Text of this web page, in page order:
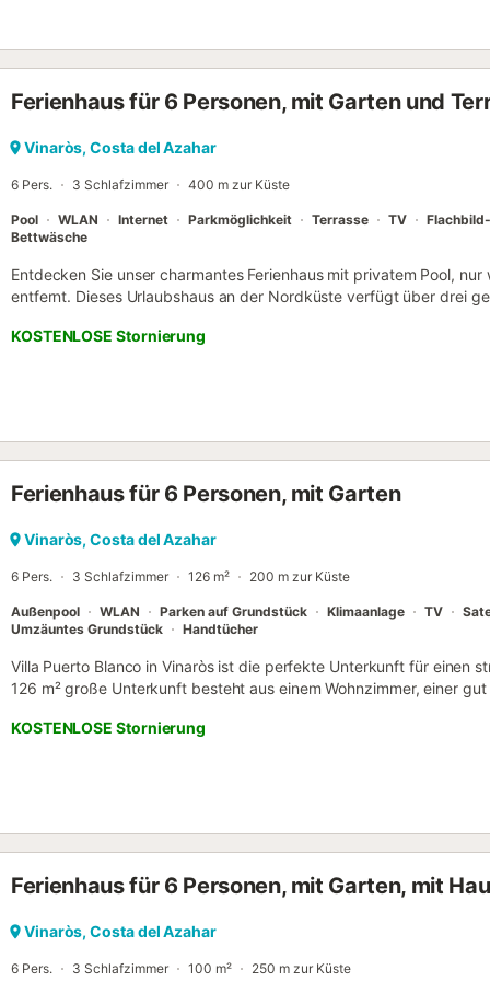
hin, komplett ausgestattet, mit Geschirrspüler nur in der 3. Etage -
Ferienhaus für 6 Personen, mit Garten und
Vinaròs, Costa del Azahar
6 Pers. 3 Schlafzimmer 400 m zur Küste
Pool WLAN Internet Parkmöglichkeit Terrasse TV
Bettwäsche
Entdecken Sie unser charmantes Ferienhaus mit privatem Pool,
entfernt. Dieses Urlaubshaus an der Nordküste verfügt über drei
Terrasse und einen Garten mit einem fabelhaften eingebauten Grill.
Garage für Ihren Komfort. In einer ruhigen Wohngegend von
und weniger als 1 Kilometer vom Stadtzentrum entfernt, bietet
Ruhe und Zugänglichkeit. Tauchen Sie ein in den Charme der
einer Vielzahl von Bars, Restaurants, Supermärkten und
Fußgängertor für Ihren exklusiven Zugang. Die Außenseite wird
überdachte Terrasse mit Tisch und Stühlen für sechs Personen
Erfahrung wird...
KOSTENLOSE Stornierung
Ferienhaus für 6 Personen, mit Garten
Vinaròs, Costa del Azahar
6 Pers. 3 Schlafzimmer 126 m² 200 m zur Küste
Außenpool WLAN Parken auf Grundstück Klimaanlage TV
Umzäuntes Grundstück
Handtücher
Villa Puerto Blanco in Vinaròs ist die perfekte Unterkunft für einen
126 m² große Unterkunft besteht aus einem Wohnzimmer, einer
gehören außerdem Highspeed-WLAN, eine Klimaanlage, eine
und ein Hochstuhl sind ebenfalls vorhanden. Zu Ihrem privaten
Parkplätze vorhanden. Familien mit Kindern sind willkommen. Das
erlaubt. Jugendgruppen sind nicht erlaubt. WLAN ist verfügbar
KOSTENLOSE Stornierung
Ferienhaus für 6 Personen, mit Garten, mit
Vinaròs, Costa del Azahar
6 Pers. 3 Schlafzimmer 100 m² 250 m zur Küste